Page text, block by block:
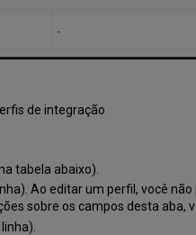
de integração
tabela abaixo).
Ao editar um perfil, você
sobre os campos desta aba,